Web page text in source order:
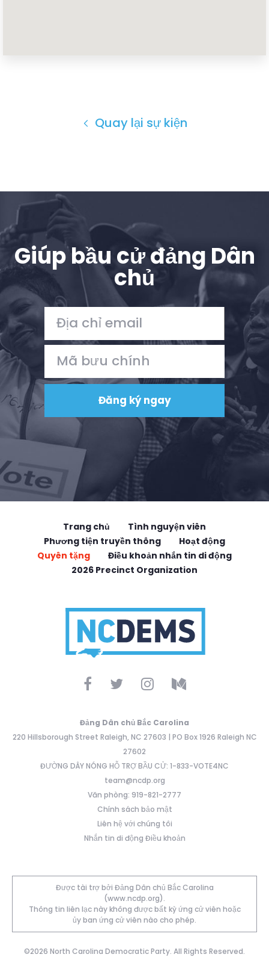
Quyên tặng
Quay lại sự kiện
Giúp bầu cử đảng Dân
chủ
Trang chủ
Tình nguyện viên
Phương tiện truyền thông
Hoạt động
Quyên tặng
Điều khoản nhắn tin di động
2026 Precinct Organization
Đảng Dân chủ Bắc Carolina
220 Hillsborough Street Raleigh, NC 27603 | PO Box 1926 Raleigh NC
27602
ĐƯỜNG DÂY NÓNG HỖ TRỢ BẦU CỬ: 1-833-VOTE4NC
team@ncdp.org
Văn phòng: 919-821-2777
Chính sách bảo mật
Liên hệ với chúng tôi
Nhắn tin di động Điều khoản
Được tài trợ bởi Đảng Dân chủ Bắc Carolina
(www.ncdp.org).
Thông tin liên lạc này không được bất kỳ ứng cử viên hoặc
ủy ban ứng cử viên nào cho phép.
©2026 North Carolina Democratic Party. All Rights Reserved.